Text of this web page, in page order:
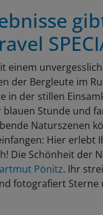
einem
der Bergleute im
in der stillen
Stunde und
Naturszenen
Hier erlebt
Die Schönheit der
Pönitz. Ihr
fotografiert Sterne